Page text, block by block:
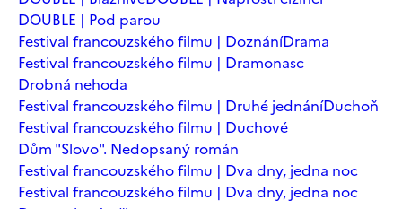
DOUBLE | Pod parou
Festival francouzského filmu | DoznáníDrama
Festival francouzského filmu | Dramonasc
Drobná nehoda
Festival francouzského filmu | Druhé jednáníDuchoň
Festival francouzského filmu | Duchové
Dům "Slovo". Nedopsaný román
Festival francouzského filmu | Dva dny, jedna noc
Festival francouzského filmu | Dva dny, jedna noc